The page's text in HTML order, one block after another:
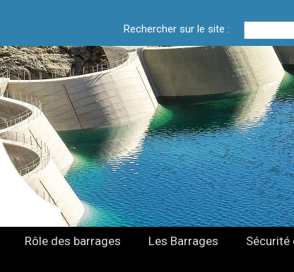
Rechercher sur le site :
Rôle des barrages Les Barrages Sécurité